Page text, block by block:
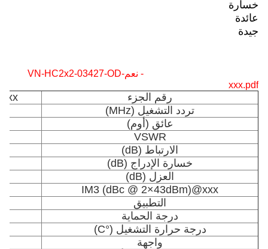
خسارة
عائدة
جيدة
- نعمVN-HC2x2-03427-OD-
xxx.pdf
رقم الجزء
تردد التشغيل (MHz)
عائق (أوم)
VSWR
الارتباط (dB)
خسارة الإدراج (dB)
العزل (dB)
IM3 (dBc @ 2×43dBm)@xxx
التطبيق
درجة الحماية
درجة حرارة التشغيل (°C)
واجهة